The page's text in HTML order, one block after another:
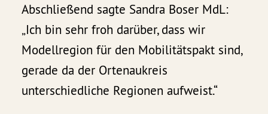
Abschließend sagte Sandra Boser MdL:
„Ich bin sehr froh darüber, dass wir
Modellregion für den Mobilitätspakt sind,
gerade da der Ortenaukreis
unterschiedliche Regionen aufweist.“